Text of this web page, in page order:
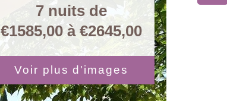
7 nuits de
€1585,00 à €2645,00
Voir plus d'images